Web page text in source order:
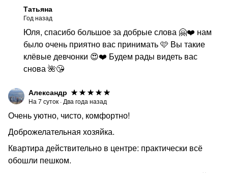
Татьяна
Год назад
Юля, спасибо большое за добрые слова 🤗❤️ нам
было очень приятно вас принимать 🩷 Вы такие
клёвые девчонки 😍❤️ Будем рады видеть вас
снова 🌺😘
Александр
На 7суток · Два года назад
Очень уютно, чисто, комфортно!
Доброжелательная хозяйка.
Квартира действительно в центре: практически всё
обошли пешком.